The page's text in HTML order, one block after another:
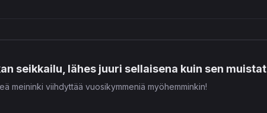
seikkailu, lähes juuri sellaisena kuin sen muistat
meininki viihdyttää vuosikymmeniä myöhemminkin!